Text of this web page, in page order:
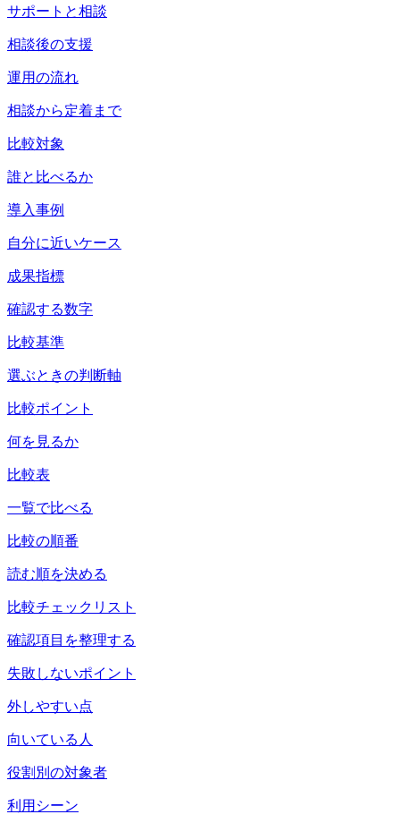
サポートと相談
相談後の支援
運用の流れ
相談から定着まで
比較対象
誰と比べるか
導入事例
自分に近いケース
成果指標
確認する数字
比較基準
選ぶときの判断軸
比較ポイント
何を見るか
比較表
一覧で比べる
比較の順番
読む順を決める
比較チェックリスト
確認項目を整理する
失敗しないポイント
外しやすい点
向いている人
役割別の対象者
利用シーン